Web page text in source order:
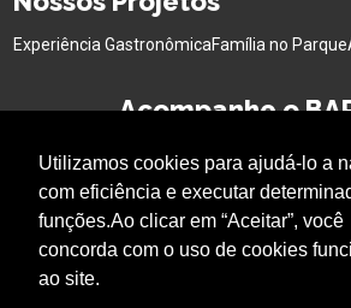
Utilizamos cookies para ajudá-lo a
com eficiência e executar
funções.Ao clicar em “Aceitar”, você
concorda com o uso de cookies
ao site.
Experiência GastronômicaFamília no Parque
Acompanhe o